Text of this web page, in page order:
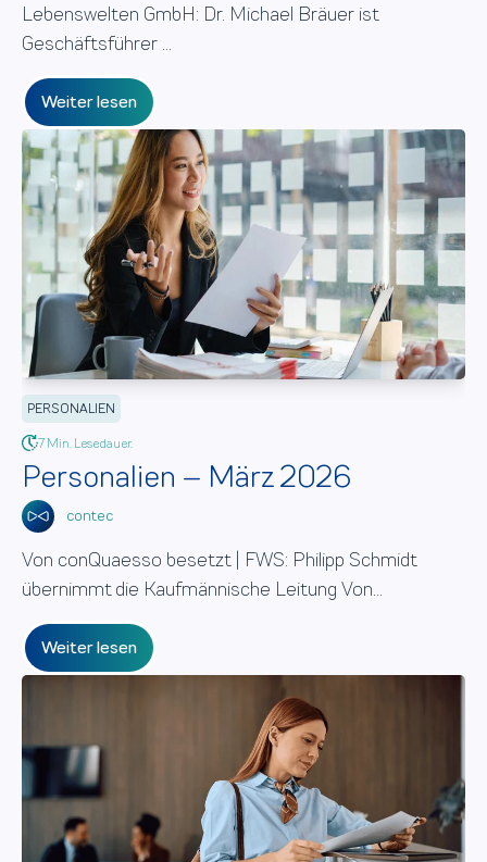
Lebenswelten GmbH: Dr. Michael Bräuer ist
Geschäftsführer ...
Weiter lesen
PERSONALIEN
7 Min. Lesedauer.
Personalien – März 2026
contec
Von conQuaesso besetzt | FWS: Philipp Schmidt
übernimmt die Kaufmännische Leitung Von...
Weiter lesen